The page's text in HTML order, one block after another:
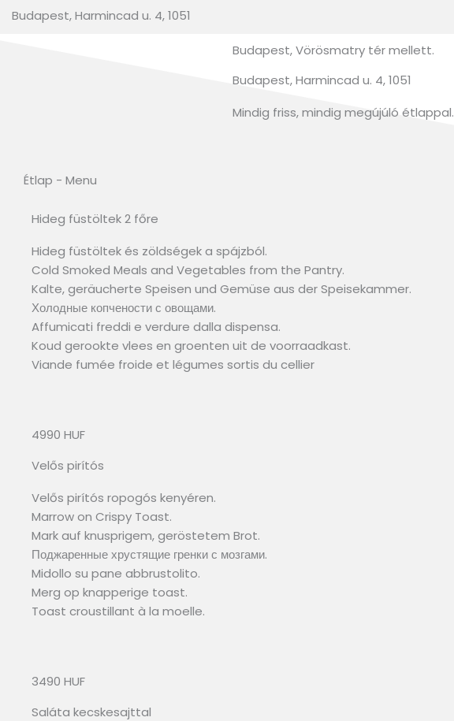
Budapest, Harmincad u. 4, 1051
Budapest, Vörösmatry tér mellett.
Budapest, Harmincad u. 4, 1051
Mindig friss, mindig megújúló étlappal.
Étlap - Menu
Hideg füstöltek 2 főre
Hideg füstöltek és zöldségek a spájzból.
Cold Smoked Meals and Vegetables from the Pantry.
Kalte, geräucherte Speisen und Gemüse aus der Speisekammer.
Холодные копчености с овощами.
Affumicati freddi e verdure dalla dispensa.
Koud gerookte vlees en groenten uit de voorraadkast.
Viande fumée froide et légumes sortis du cellier
4990 HUF
Velős pirítós
Velős pirítós ropogós kenyéren.
Marrow on Crispy Toast.
Mark auf knusprigem, geröstetem Brot.
Поджаренные хрустящие гренки с мозгами.
Midollo su pane abbrustolito.
Merg op knapperige toast.
Toast croustillant à la moelle.
3490 HUF
Saláta kecskesajttal